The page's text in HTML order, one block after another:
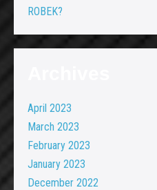
ROBEK?
April 2023
March 2023
February 2023
January 2023
December 2022